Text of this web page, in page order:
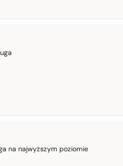
na najwyższym poziomie